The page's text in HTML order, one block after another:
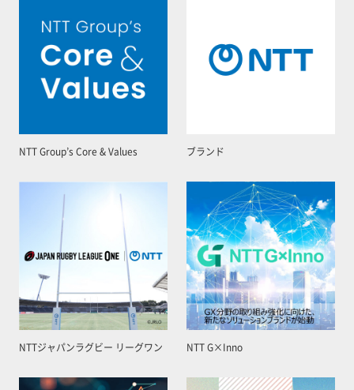
NTT Group’s Core & Values ブランド
NTTジャパンラグビー リーグワン NTT G×Inno